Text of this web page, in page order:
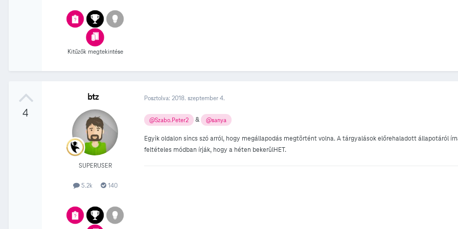
Kitűzők megtekintése
4
btz
SUPERUSER
5.2k 140
Posztolva: 2018. szeptember 4.
@Szabo.Peter2 & @sanya
Egyik oldalon sincs szó arról, hogy megállapodás megtörtént volna. A tárgyalások előrehaladott állapotáról
feltételes módban írják, hogy a héten bekerülHET.